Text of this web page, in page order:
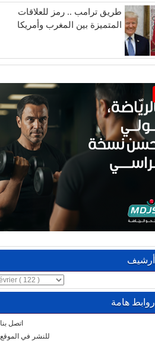
طريق ترامب .. رمز للعلاقات
المتميزة بين المغرب وأمريكا
أرشيف
روابط هامة
اتصل بنا
للنشر في الموقع